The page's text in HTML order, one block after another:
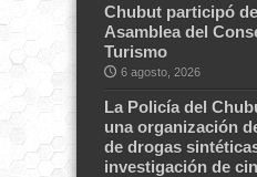
Chubut participó
Asamblea del
Turismo
6 agosto, 2026
La Policía del
una organización
de drogas
investigación de